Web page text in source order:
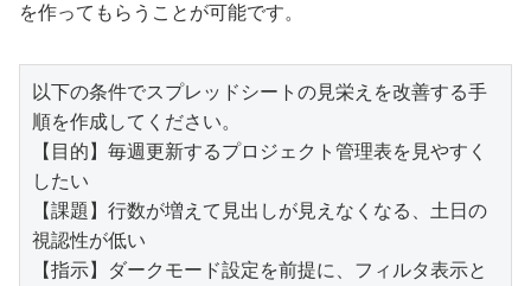
を作ってもらうことが可能です。
以下の条件でスプレッドシートの見栄えを改善する手
順を作成してください。
【目的】毎週更新するプロジェクト管理表を見やすく
したい
【課題】行数が増えて見出しが見えなくなる、土日の
視認性が低い
【指示】ダークモード設定を前提に、フィルタ表示と